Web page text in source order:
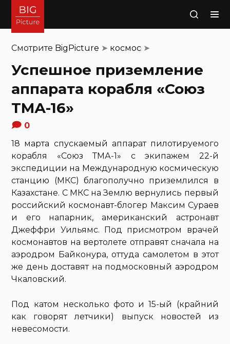
Поиск
Смотрите BigPicture ➤ космос ➤
Успешное приземление
аппарата корабля «Союз
ТМА-16»
0
18 марта спускаемый аппарат пилотируемого
корабля «Союз ТМА-1» с экипажем 22-й
экспедиции на Международную космическую
станцию (МКС) благополучно приземлился в
Казахстане. С МКС на Землю вернулись первый
российский космонавт-блогер Максим Сураев
и его напарник, американский астронавт
Джеффри Уильямс. Под присмотром врачей
космонавтов на вертолете отправят сначала на
аэродром Байконура, оттуда самолетом в этот
же день доставят на подмосковный аэродром
Чкаловский.
Под катом несколько фото и 15-ый (крайний
как говорят летчики) выпуск новостей из
невесомости.